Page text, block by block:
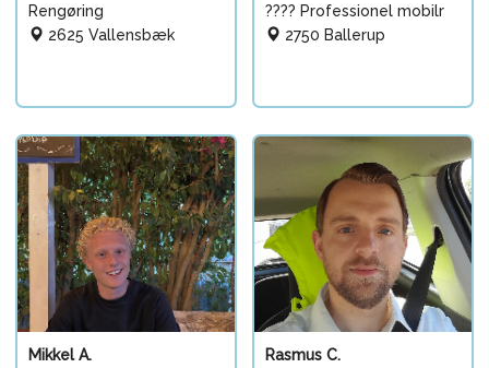
Rengøring
2625 Vallensbæk
???? Professionel mobilr
2750 Ballerup
Mikkel A.
Rasmus C.